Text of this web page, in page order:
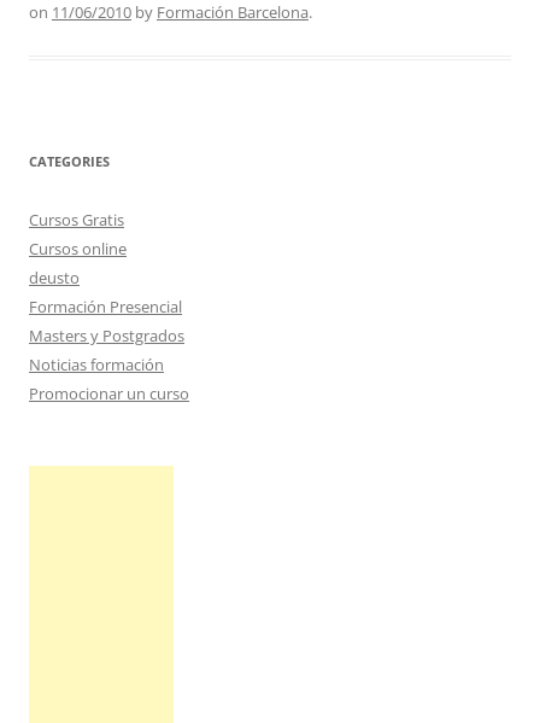
on 11/06/2010 by Formación Barcelona.
CATEGORIES
Cursos Gratis
Cursos online
deusto
Formación Presencial
Masters y Postgrados
Noticias formación
Promocionar un curso